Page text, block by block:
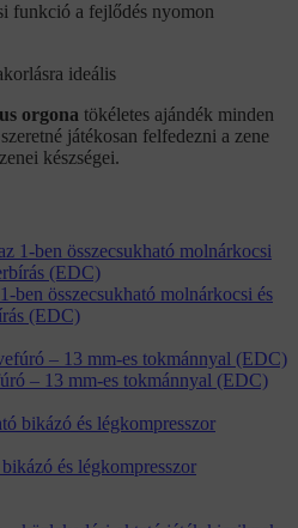
funkció a fejlődés nyomon
ideális
orgona tökéletes ajándék minden
játékosan felfedezni a zene
készségei.
összecsukható molnárkocsi és
(EDC)
– 13 mm-es tokmánnyal (EDC)
és légkompresszor